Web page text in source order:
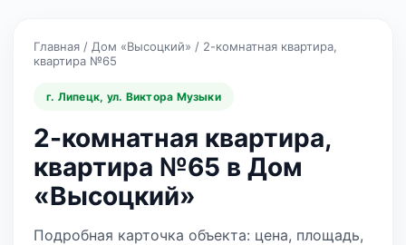
Главная / Дом «Высоцкий» / 2-комнатная квартира,
квартира №65
г. Липецк, ул. Виктора Музыки
2-комнатная квартира,
квартира №65 в Дом
«Высоцкий»
Подробная карточка объекта: цена, площадь,